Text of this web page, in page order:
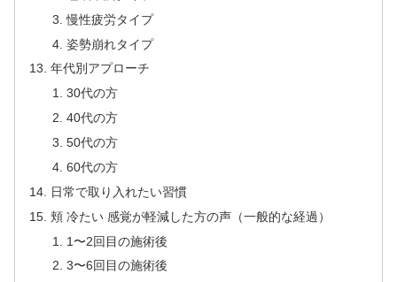
慢性疲労タイプ
姿勢崩れタイプ
年代別アプローチ
30代の方
40代の方
50代の方
60代の方
日常で取り入れたい習慣
頬 冷たい 感覚が軽減した方の声（一般的な経過）
1〜2回目の施術後
3〜6回目の施術後